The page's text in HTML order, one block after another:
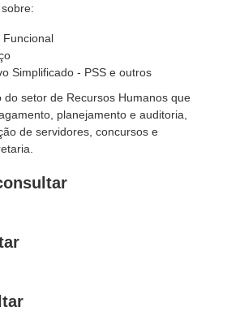
Funcional
Simplificado - PSS e outros
do setor de Recursos Humanos que
planejamento e auditoria,
de servidores, concursos e